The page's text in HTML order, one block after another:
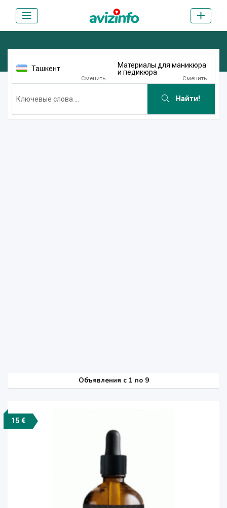
Ташкент
Сменить
Материалы для маникюра
и педикюра
Сменить
Найти!
Объявления c 1 по 9
15 €